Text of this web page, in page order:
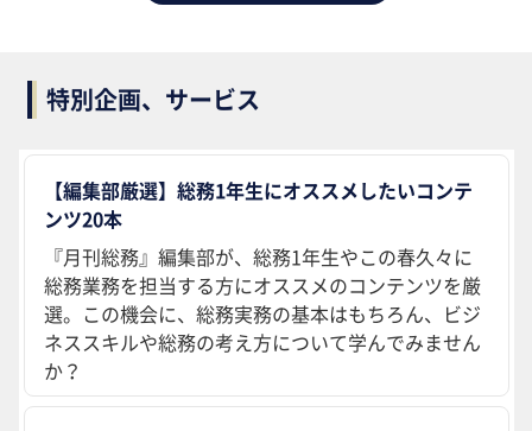
特別企画、サービス
【編集部厳選】総務1年生にオススメしたいコンテ
ンツ20本
『月刊総務』編集部が、総務1年生やこの春久々に
総務業務を担当する方にオススメのコンテンツを厳
選。この機会に、総務実務の基本はもちろん、ビジ
ネススキルや総務の考え方について学んでみません
か？